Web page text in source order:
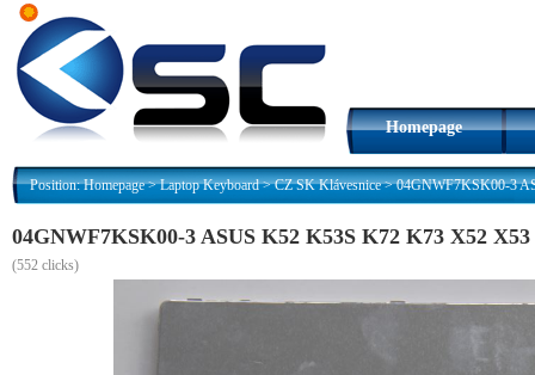
Homepage
Position:Homepage>Laptop Keyboard>CZ SK Klávesnice>04GNWF7KSK00-3
04GNWF7KSK00-3 ASUS K52 K53S K72 K73 X52
(552 clicks)